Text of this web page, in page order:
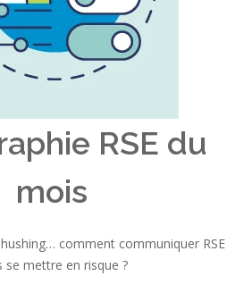
RSE du
mois
comment communiquer RSE
se mettre en risque ?